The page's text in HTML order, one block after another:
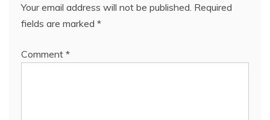
Your email address will not be published. Required
fields are marked *
Comment *